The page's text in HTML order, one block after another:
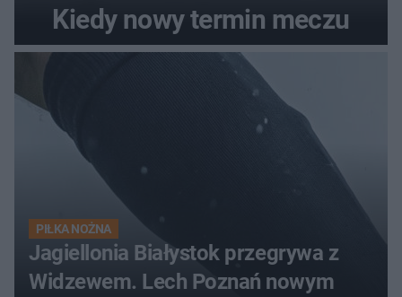
Kiedy nowy termin meczu
PIŁKA NOŻNA
Jagiellonia Białystok przegrywa z
Widzewem. Lech Poznań nowym